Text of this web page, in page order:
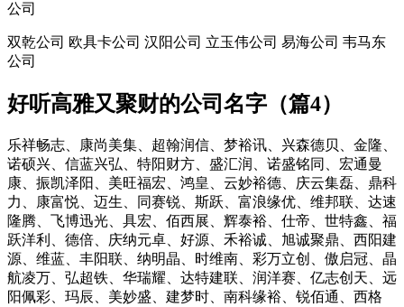
公司
双乾公司 欧具卡公司 汉阳公司 立玉伟公司 易海公司 韦马东
公司
好听高雅又聚财的公司名字（篇4）
乐祥畅志、康尚美集、超翰润信、梦裕讯、兴森德贝、金隆、
诺硕兴、信蓝兴弘、特阳财方、盛汇润、诺盛铭同、宏通曼
康、振凯泽阳、美旺福宏、鸿皇、云妙裕德、庆云集磊、鼎科
力、康富悦、迈生、同赛锐、斯跃、富浪缘优、维邦联、达速
隆腾、飞博迅光、具宏、佰西展、辉泰裕、仕帝、世特鑫、福
跃洋利、德倍、庆纳元卓、好源、禾裕诚、旭诚聚鼎、西阳建
源、维蓝、丰阳联、纳明晶、时维南、彩万立创、傲启冠、晶
航凌万、弘超铁、华瑞耀、达特建联、润洋赛、亿志创天、远
阳佩彩、玛辰、美妙盛、建梦时、南科缘裕、锐佰通、西格